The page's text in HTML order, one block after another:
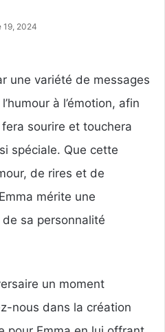
19, 2024
une variété de messages
à l’émotion, afin
fera sourire et touchera
spéciale. Que cette
de rires et de
mérite une
sa personnalité
un moment
nous dans la création